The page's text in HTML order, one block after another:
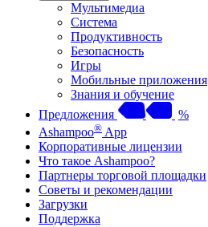
Мультимедиа
Система
Продуктивность
Безопасность
Игры
Мобильные приложения
Знания и обучение
Предложения
%
Ashampoo® App
Корпоративные лицензии
Что такое Ashampoo?
Партнеры торговой площадки
Советы и рекомендации
Загрузки
Поддержка